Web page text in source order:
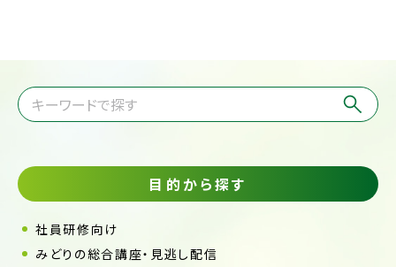
目的から探す
社員研修向け
みどりの総合講座・見逃し配信